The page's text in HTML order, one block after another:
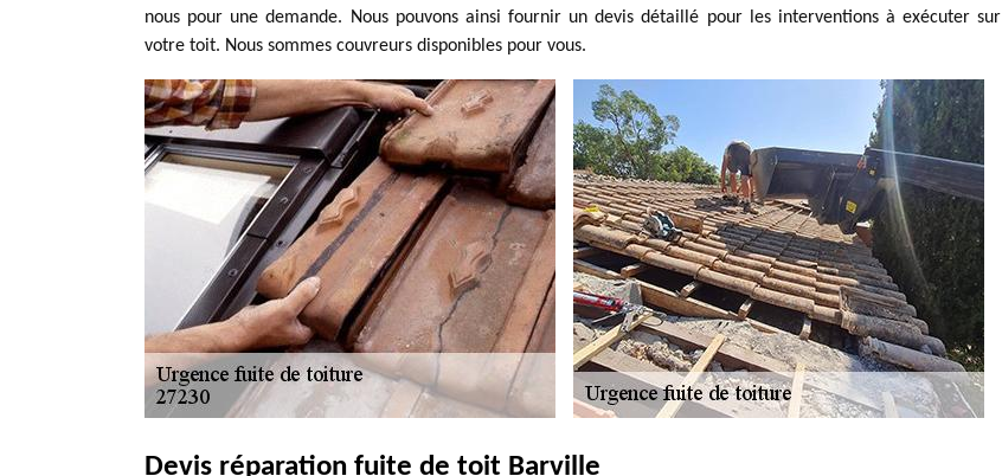
nous pour une demande. Nous pouvons ainsi fournir un devis détaillé pour les interventions à exécuter sur
votre toit. Nous sommes couvreurs disponibles pour vous.
Devis réparation fuite de toit Barville